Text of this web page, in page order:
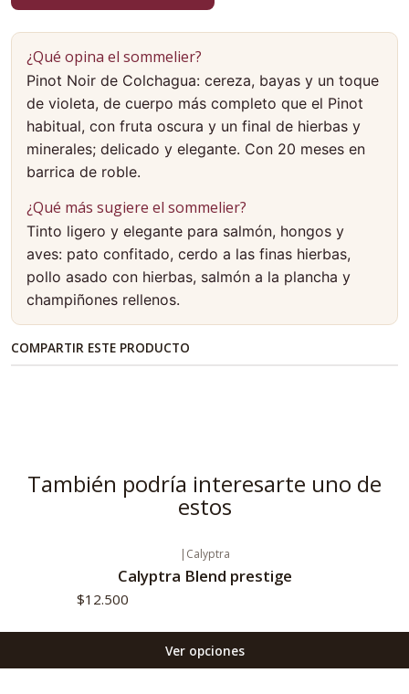
¿Qué opina el sommelier?
Pinot Noir de Colchagua: cereza, bayas y un toque
de violeta, de cuerpo más completo que el Pinot
habitual, con fruta oscura y un final de hierbas y
minerales; delicado y elegante. Con 20 meses en
barrica de roble.
¿Qué más sugiere el sommelier?
Tinto ligero y elegante para salmón, hongos y
aves: pato confitado, cerdo a las finas hierbas,
pollo asado con hierbas, salmón a la plancha y
champiñones rellenos.
COMPARTIR ESTE PRODUCTO
También podría interesarte uno de
estos
| Calyptra
Calyptra Blend prestige
$12.500
Ver opciones